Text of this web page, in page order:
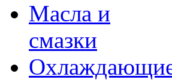
Масла и
смазки